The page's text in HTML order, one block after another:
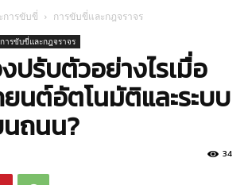
การขับขี่ การขับขี่และกฎจราจร
การขับขี่และกฎจราจร
รับตัวอย่างไรเมื่อ
นต์อัตโนมัติและระบบ
นถนน?
34